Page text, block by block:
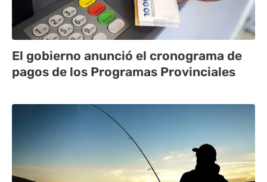
El gobierno anunció el cronograma de
pagos de los Programas Provinciales